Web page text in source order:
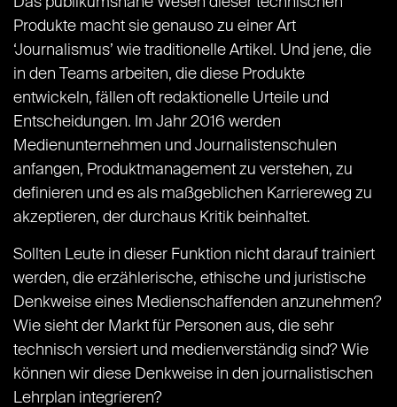
Produkte macht sie genauso zu einer Art
‘Journalismus’ wie traditionelle Artikel. Und jene, die
in den Teams arbeiten, die diese Produkte
entwickeln, fällen oft redaktionelle Urteile und
Entscheidungen. Im Jahr 2016 werden
Medienunternehmen und Journalistenschulen
anfangen, Produktmanagement zu verstehen, zu
definieren und es als maßgeblichen Karriereweg zu
akzeptieren, der durchaus Kritik beinhaltet.
Sollten Leute in dieser Funktion nicht darauf trainiert
werden, die erzählerische, ethische und juristische
Denkweise eines Medienschaffenden anzunehmen?
Wie sieht der Markt für Personen aus, die sehr
technisch versiert und medienverständig sind? Wie
können wir diese Denkweise in den journalistischen
Lehrplan integrieren?